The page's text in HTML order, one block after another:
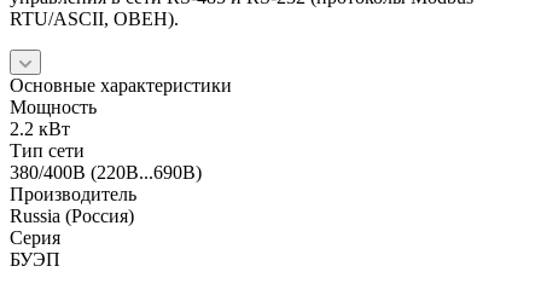
RTU/ASCII, ОВЕН).
Основные характеристики
Мощность
2.2 кВт
Тип сети
380/400В (220В...690В)
Производитель
Russia (Россия)
Серия
БУЭП